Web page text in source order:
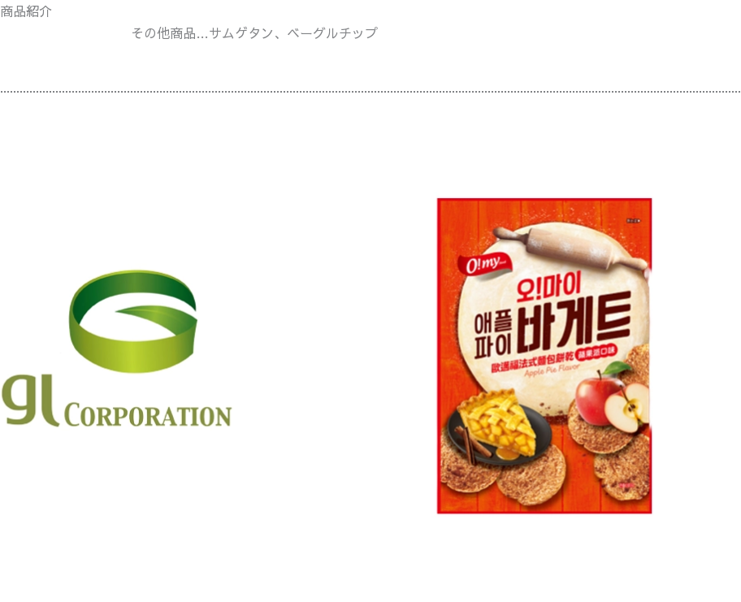
商品紹介
その他商品…サムゲタン、ベーグルチップ